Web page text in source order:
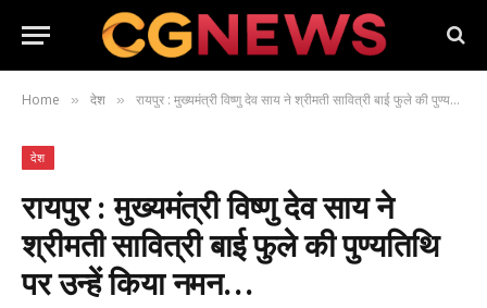
Home » देश » रायपुर : मुख्यमंत्री विष्णु देव साय ने श्रीमती सावित्री बाई फुले की पुण्यतिथि पर उन्हें किया नमन…
देश
रायपुर : मुख्यमंत्री विष्णु देव साय ने
श्रीमती सावित्री बाई फुले की पुण्यतिथि
पर उन्हें किया नमन…